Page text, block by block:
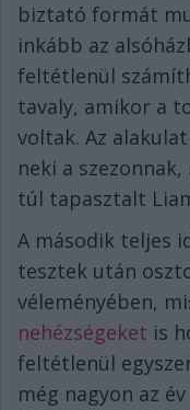
biztató formát
inkább az
feltétlenül
tavaly, amikor a
voltak. Az
neki a
túl tapasztalt
A második teljes
tesztek után
véleményében,
nehézségeket is
feltétlenül
még nagyon az